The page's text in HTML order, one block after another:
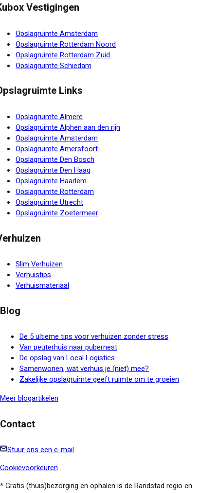
Vestigingen
Opslagruimte Amsterdam
Opslagruimte Rotterdam Noord
Opslagruimte Rotterdam Zuid
Opslagruimte Schiedam
Links
Opslagruimte Almere
Opslagruimte Alphen aan den rijn
Opslagruimte Amsterdam
Opslagruimte Amersfoort
Opslagruimte Den Bosch
Opslagruimte Den Haag
Opslagruimte Haarlem
Opslagruimte Rotterdam
Opslagruimte Utrecht
Opslagruimte Zoetermeer
Slim Verhuizen
Verhuistips
Verhuismateriaal
Blog
De 5 ultieme tips voor verhuizen zonder stress
Van peuterhuis naar pubernest
De opslag van Local Logistics
Samenwonen, wat verhuis je (niet) mee?
Zakelijke opslagruimte geeft ruimte om te groeien
Meer blogartikelen
Contact
Stuur ons een e-mail
Cookievoorkeuren
* Gratis (thuis)bezorging en ophalen is de Randstad regio en